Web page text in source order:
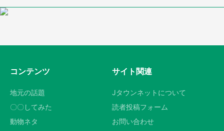
コンテンツ
地元の話題
〇〇してみた
動物ネタ
サイト関連
Jタウンネットについて
読者投稿フォーム
お問い合わせ